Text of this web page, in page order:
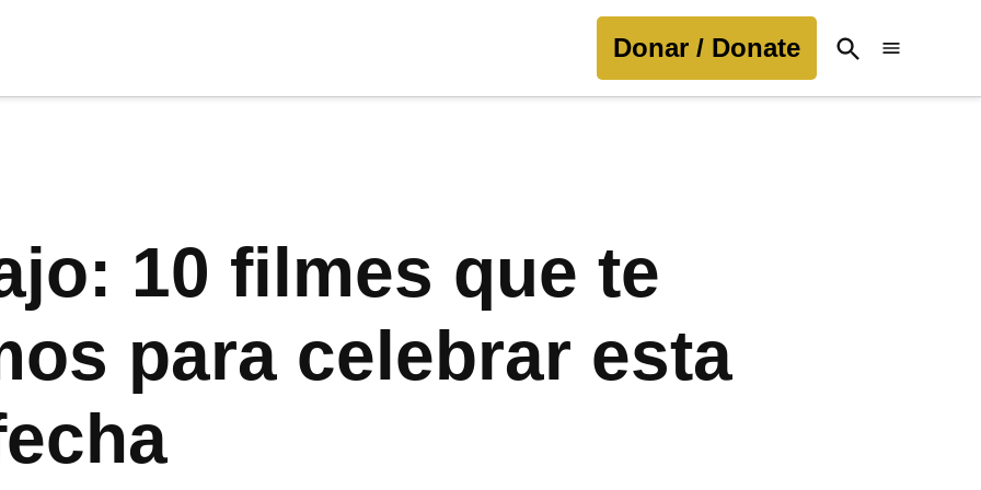
Donar / Donate
Open
Search
10 filmes que te
para celebrar esta